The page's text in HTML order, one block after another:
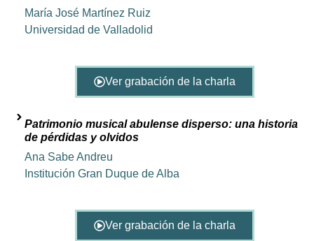
María José Martínez Ruiz
Universidad de Valladolid
Ver grabación de la charla
Patrimonio musical abulense disperso: una historia
de pérdidas y olvidos
Ana Sabe Andreu
Institución Gran Duque de Alba
Ver grabación de la charla